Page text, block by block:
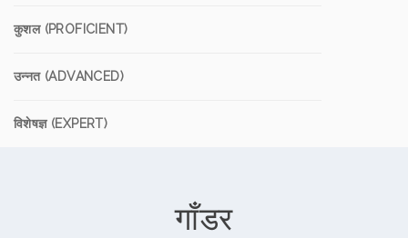
कुशल (PROFICIENT)
उन्नत (ADVANCED)
विशेषज्ञ (EXPERT)
गाँडर